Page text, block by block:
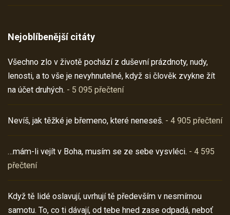
Nejoblíbenější citáty
Všechno zlo v životě pochází z duševní prázdnoty, nudy,
lenosti, a to vše je nevyhnutelné, když si člověk zvykne žít
na účet druhých. - 5 095 přečtení
Nevíš, jak těžké je břemeno, které neneseš. - 4 905 přečtení
…mám-li vejít v Boha, musím se ze sebe vysvléci. - 4 595
přečtení
Když tě lidé oslavují, uvrhují tě především v nesmírnou
samotu. To, co ti dávají, od tebe hned zase odpadá, neboť